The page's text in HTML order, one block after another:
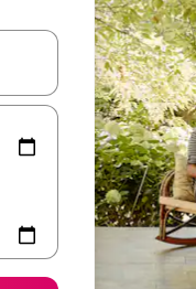
vers le haut et vers